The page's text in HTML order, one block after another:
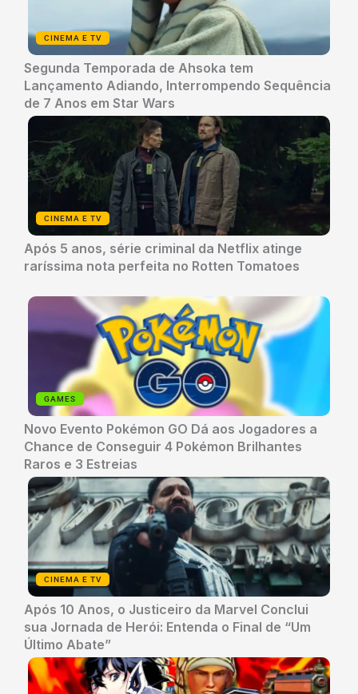
CINEMA E TV
Segunda Temporada de Ahsoka tem
Lançamento Adiando, Interrompendo Sequência
de 7 Anos em Star Wars
CINEMA E TV
Após 5 anos, série criminal da Netflix atinge
raríssima nota perfeita no Rotten Tomatoes
GAMES
Novo Evento Pokémon GO Dá aos Jogadores a
Chance de Conseguir 4 Pokémon Brilhantes
Raros e 3 Estreias
CINEMA E TV
Após 10 Anos, o Justiceiro da Marvel Conclui
sua Jornada de Herói: Entenda o Final de “Um
Último Abate”